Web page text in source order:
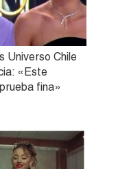
Universo Chile
«Este
fina»